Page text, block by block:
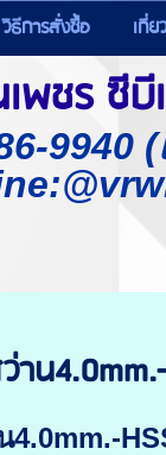
วิธีการสั่งซื้อ เกี่ย
พชร ซี
9940
น
4.0mm.-